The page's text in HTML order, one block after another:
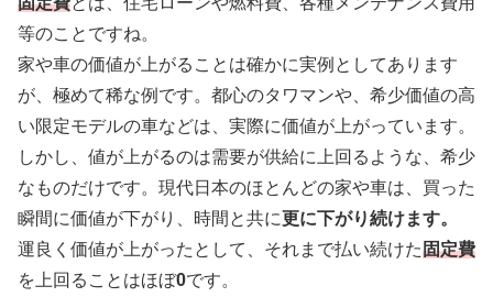
等のことですね。
家や車の価値が上がることは確かに実例としてあります
が、極めて稀な例です。都心のタワマンや、希少価値の高
い限定モデルの車などは、実際に価値が上がっています。
しかし、値が上がるのは需要が供給に上回るような、希少
なものだけです。現代日本のほとんどの家や車は、買った
瞬間に価値が下がり、時間と共に更に下がり続けます。
運良く価値が上がったとして、それまで払い続けた固定費
を上回ることはほぼ0です。